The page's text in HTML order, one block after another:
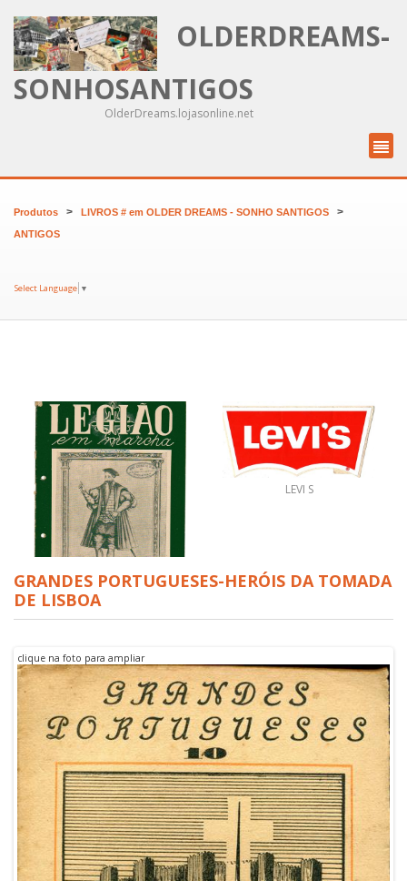
OLDERDREAMS-
SONHOSANTIGOS
OlderDreams.lojasonline.net
Produtos > LIVROS # em OLDER DREAMS - SONHO SANTIGOS >
ANTIGOS
Select Language ▼
LEVI S
GRANDES PORTUGUESES-HERÓIS DA TOMADA
DE LISBOA
clique na foto para ampliar